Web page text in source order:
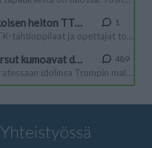
Yhteistyössä